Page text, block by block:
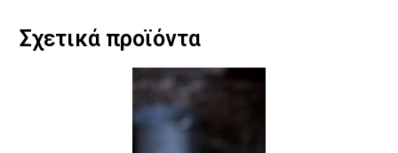
Σχετικά προϊόντα